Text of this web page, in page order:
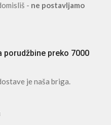
- ne postavljamo
porudžbine preko 7000
je naša briga.